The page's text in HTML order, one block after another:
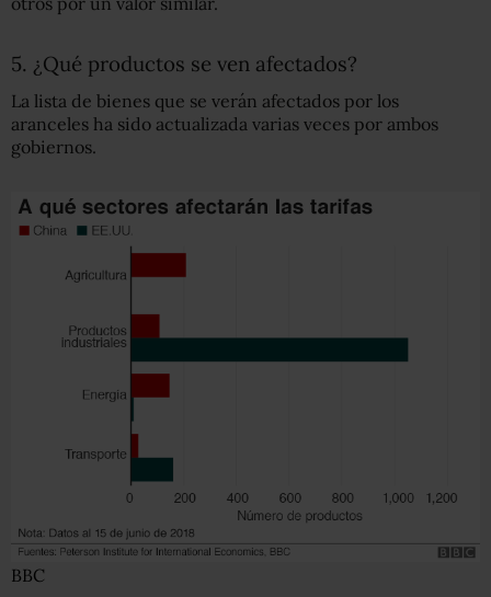
5. ¿Qué productos se ven afectados?
La lista de bienes que se verán afectados por los
aranceles ha sido actualizada varias veces por ambos
gobiernos.
BBC